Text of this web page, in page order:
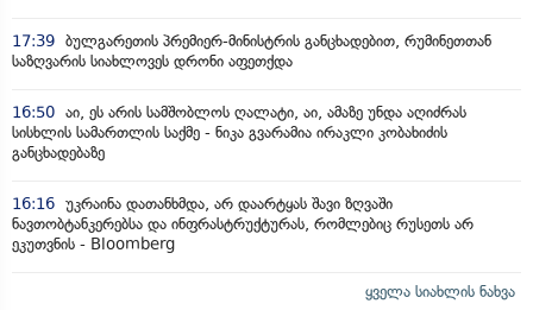
17:39 ბულგარეთის პრემიერ-მინისტრის განცხადებით, რუმინეთთან
საზღვარის სიახლოვეს დრონი აფეთქდა
16:50 აი, ეს არის სამშობლოს ღალატი, აი, ამაზე უნდა აღიძრას
სისხლის სამართლის საქმე - ნიკა გვარამია ირაკლი კობახიძის
განცხადებაზე
16:16 უკრაინა დათანხმდა, არ დაარტყას შავი ზღვაში
ნავთობტანკერებსა და ინფრასტრუქტურას, რომლებიც რუსეთს არ
ეკუთვნის - Bloomberg
ყველა სიახლის ნახვა